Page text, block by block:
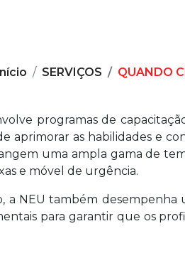
Início SERVIÇOS QUANDO
programas de
aprimorar as habilidades e
uma ampla gama de
e móvel de urgência.
NEU também
para garantir que os